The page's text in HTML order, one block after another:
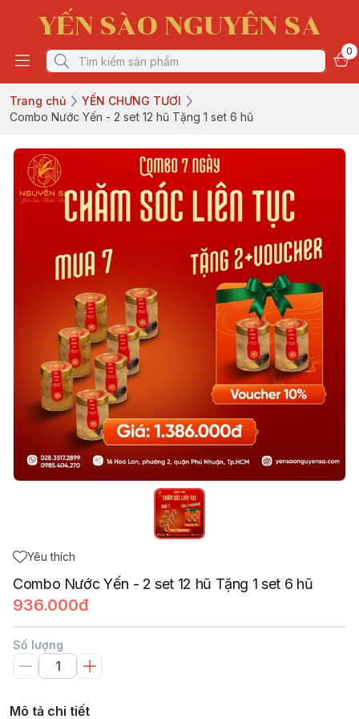
YẾN SÀO NGUYÊN SA
0
Trang chủ
YẾN CHƯNG TƯƠI
Combo Nước Yến - 2 set 12 hũ Tặng 1 set 6 hũ
Yêu thích
Combo Nước Yến - 2 set 12 hũ Tặng 1 set 6 hũ
936.000đ
Số lượng
Mô tả chi tiết